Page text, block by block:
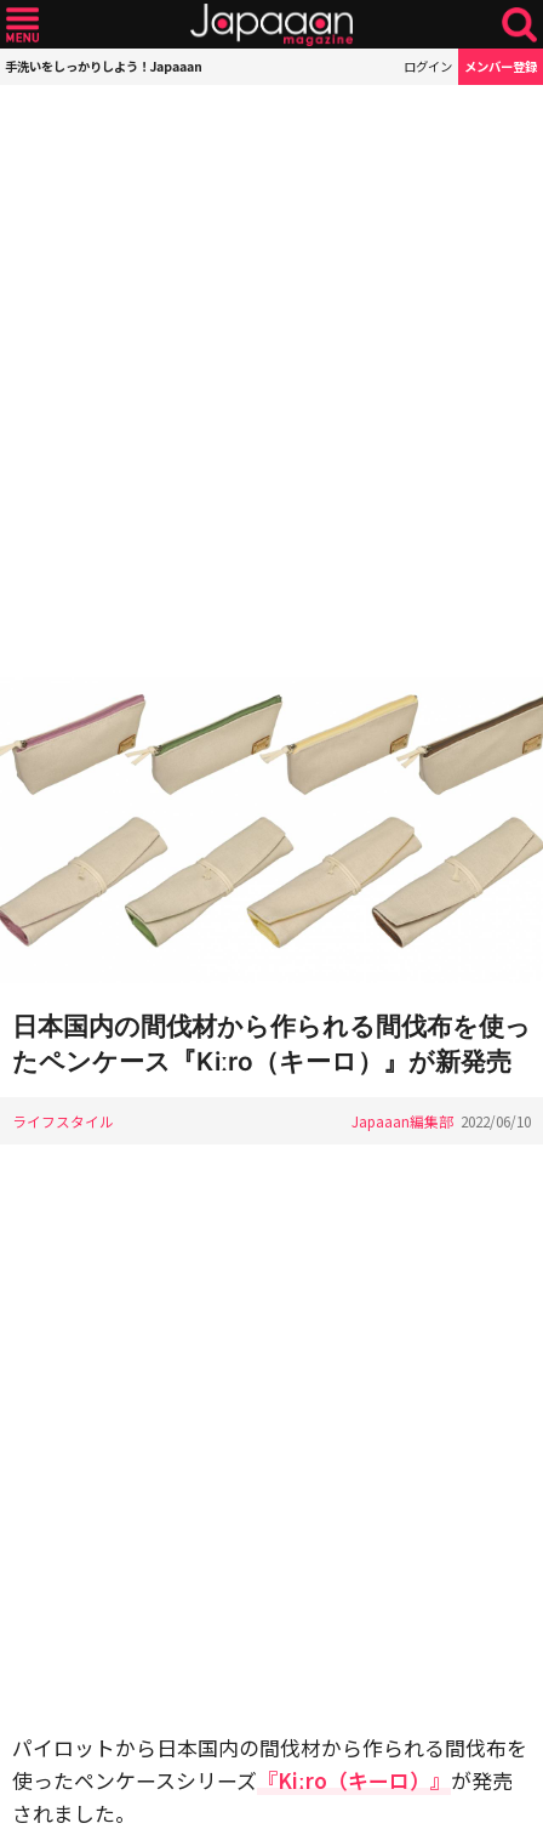
手洗いをしっかりしよう！Japaaan ログイン メンバー登録
日本国内の間伐材から作られる間伐布を使っ
たペンケース『Kiːro（キーロ）』が新発売
ライフスタイル Japaaan編集部 2022/06/10
パイロットから日本国内の間伐材から作られる間伐布を
使ったペンケースシリーズ 『Kiːro（キーロ）』 が発売
されました。